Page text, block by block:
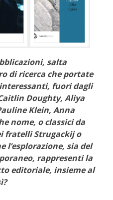
salta
di ricerca che portate
fuori dagli
Doughty, Aliya
Klein, Anna
nome, o classici da
fratelli Strugackij o
l’esplorazione, sia del
rappresenti la
editoriale, insieme al